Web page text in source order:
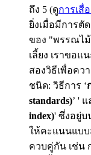
ถึง 5 (ดูการเสื่
ยิ่งเมื่อมีการตั
ของ "พรรณไ
เลี้ยง เราขอแ
สองวิธีเพื่อคว
ชนิด: วิธีการ ‘
standards)’ '
index)' ซึ่งอยู่บ
ให้คะแนนแบบ
ควบคู่กัน เช่น